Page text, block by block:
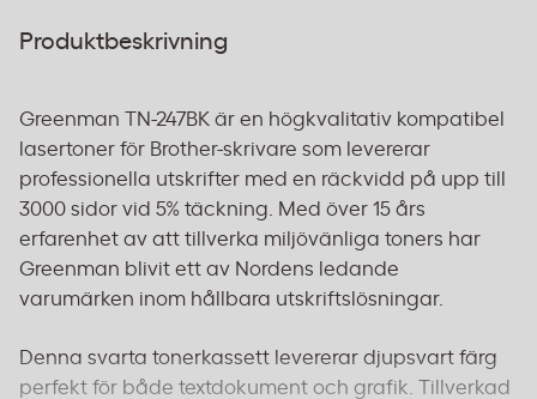
Produktbeskrivning
Greenman TN-247BK är en högkvalitativ kompatibel
lasertoner för Brother-skrivare som levererar
professionella utskrifter med en räckvidd på upp till
3000 sidor vid 5% täckning. Med över 15 års
erfarenhet av att tillverka miljövänliga toners har
Greenman blivit ett av Nordens ledande
varumärken inom hållbara utskriftslösningar.
Denna svarta tonerkassett levererar djupsvart färg
perfekt för både textdokument och grafik. Tillverkad